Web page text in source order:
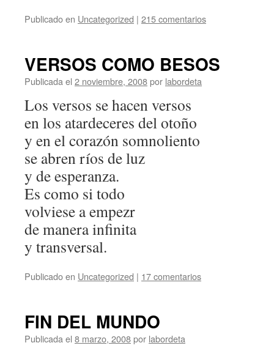
Publicado en Uncategorized | 215 comentarios
VERSOS COMO BESOS
Publicada el 2 noviembre, 2008por labordeta
Los versos se hacen versos
en los atardeceres del otoño
y en el corazón somnoliento
se abren ríos de luz
y de esperanza.
Es como si todo
volviese a empezr
de manera infinita
y transversal.
Publicado en Uncategorized | 17 comentarios
FIN DEL MUNDO
Publicada el 8 marzo, 2008por labordeta